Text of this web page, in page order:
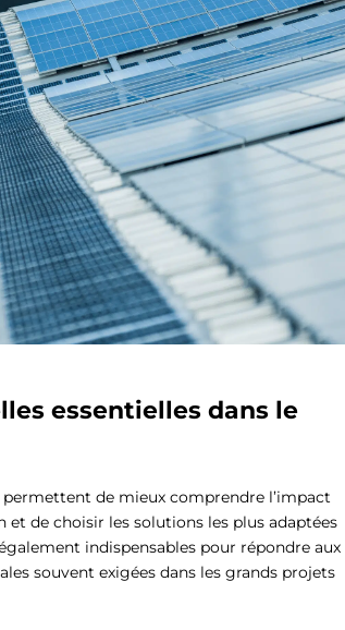
essentielles dans le
de mieux comprendre l’impact
de choisir les solutions les plus adaptées
indispensables pour répondre aux
souvent exigées dans les grands projets